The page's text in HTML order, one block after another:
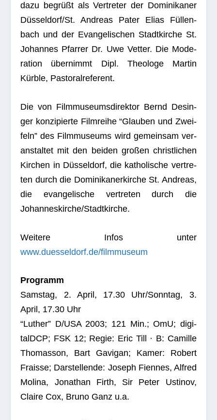
dazu begrüßt als Ver­tre­ter der Domi­ni­ka­ner
Düsseldorf/St. Andreas Pater Elias Fül­len­
bach und der Evan­ge­li­schen Stadt­kir­che St.
Johan­nes Pfar­rer Dr. Uwe Vet­ter. Die Mode­
ra­tion über­nimmt Dipl. Theo­loge Mar­tin
Kürble, Pastoralreferent.
Die von Film­mu­se­ums­di­rek­tor Bernd Des­in­
ger kon­zi­pierte Film­reihe “Glau­ben und Zwei­
feln” des Film­mu­se­ums wird gemein­sam ver­
an­stal­tet mit den bei­den gro­ßen christ­li­chen
Kir­chen in Düs­sel­dorf, die katho­li­sche ver­tre­
ten durch die Domi­ni­ka­ner­kir­che St. Andreas,
die evan­ge­li­sche ver­tre­ten durch die
Johanneskirche/Stadtkirche.
Wei­tere Infos unter
www.duesseldorf.de/filmmuseum
Pro­gramm
Sams­tag, 2. April, 17.30 Uhr/Sonntag, 3.
April, 17.30 Uhr
“Luther” D/USA 2003; 121 Min.; OmU; digi­
talDCP; FSK 12; Regie: Eric Till · B: Camille
Thom­asson, Bart Gavi­gan; Kamer: Robert
Fraisse; Dar­stel­lende: Joseph Fien­nes, Alfred
Molina, Jona­than Firth, Sir Peter Usti­nov,
Claire Cox, Bruno Ganz u.a.